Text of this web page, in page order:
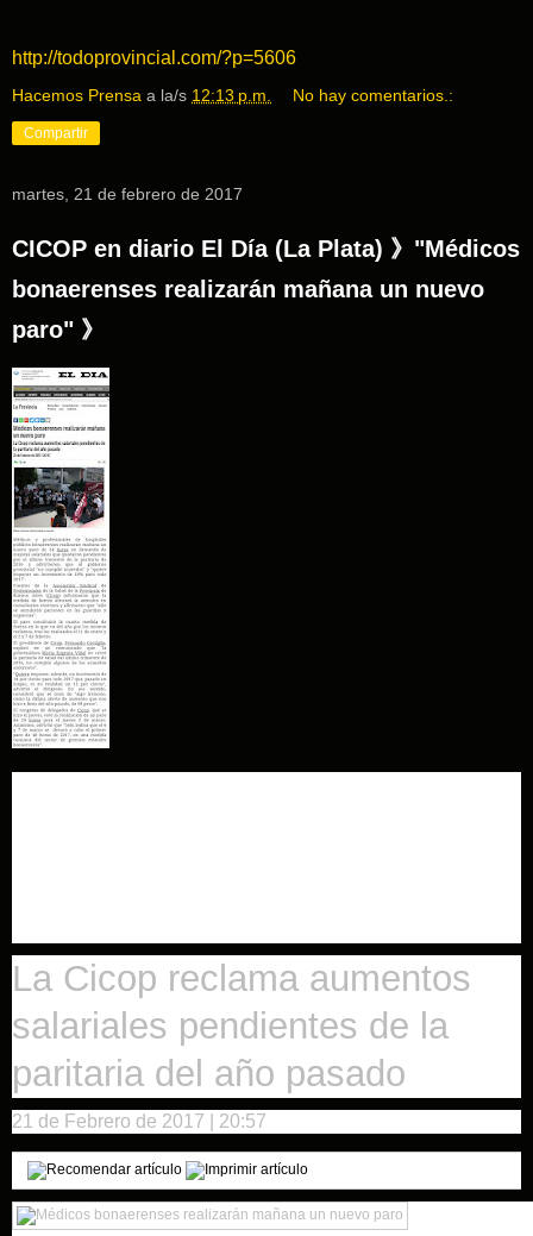
http://todoprovincial.com/?p=5606
Hacemos Prensa a la/s 12:13 p.m. No hay comentarios.:
Compartir
martes, 21 de febrero de 2017
CICOP en diario El Día (La Plata) 》"Médicos
bonaerenses realizarán mañana un nuevo
paro" 》
La Cicop reclama aumentos
salariales pendientes de la
paritaria del año pasado
21 de Febrero de 2017 | 20:57